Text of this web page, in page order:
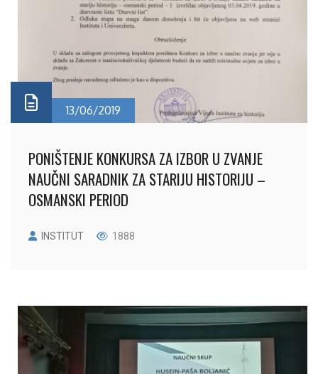
13/06/2019
PONIŠTENJE KONKURSA ZA IZBOR U ZVANJE
NAUČNI SARADNIK ZA STARIJU HISTORIJU –
OSMANSKI PERIOD
INSTITUT 1888